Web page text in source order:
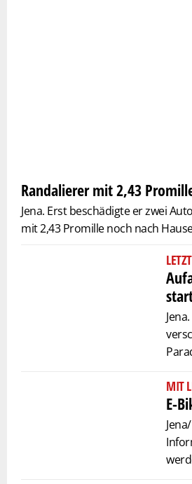
Randalierer mit 2,43
Jena. Erst beschädigte er zwei
mit 2,43 Promille noch nach
MIT
E-